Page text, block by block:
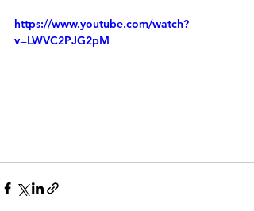
https://www.youtube.com/watch?
v=LWVC2PJG2pM